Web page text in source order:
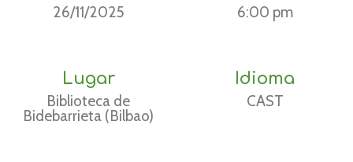
26/11/2025 6:00 pm
Lugar
Biblioteca de
Bidebarrieta (Bilbao)
Idioma
CAST